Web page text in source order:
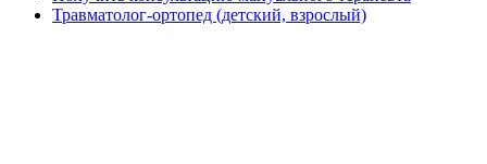
Травматолог-ортопед (детский, взрослый)